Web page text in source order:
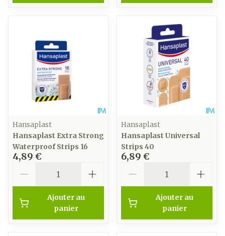
Hansaplast
Hansaplast Extra Strong
Waterproof Strips 16
4,89 €
Ajouter au
panier
Hansaplast
Hansaplast Universal
Strips 40
6,89 €
Ajouter au
panier